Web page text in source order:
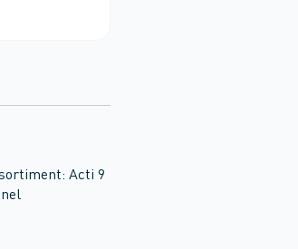
Acti 9